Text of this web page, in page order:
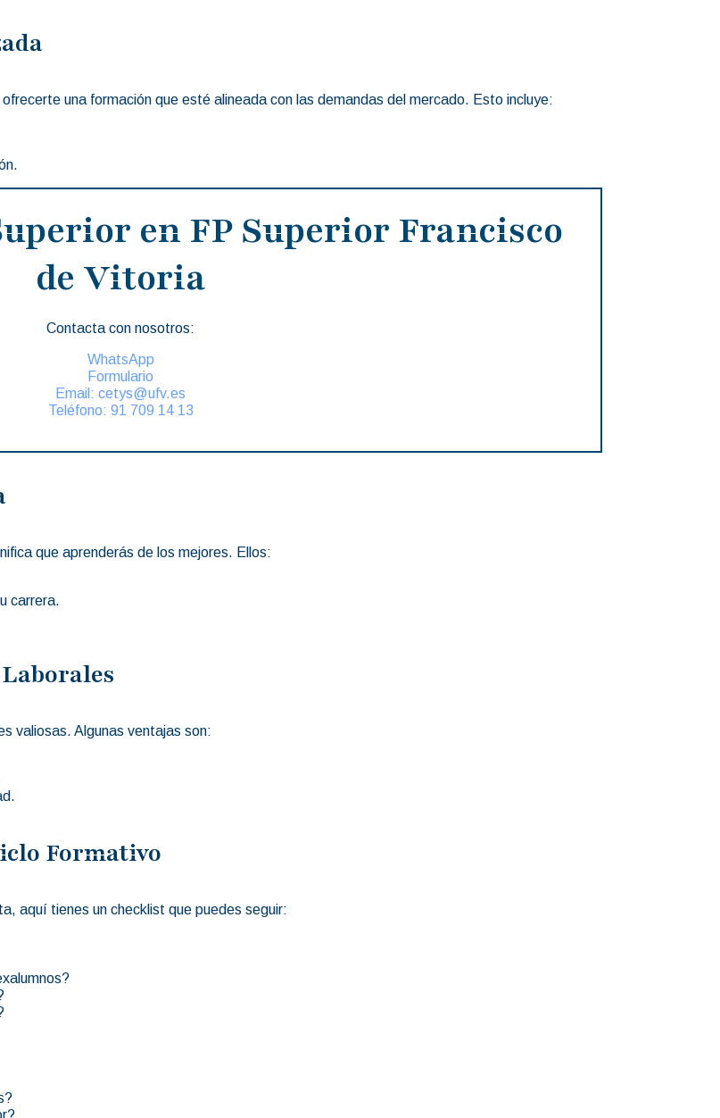
una formación que esté alineada con las demandas del mercado. Esto incluye:
en FP Superior Francisco
de Vitoria
Contacta con nosotros:
WhatsApp
Formulario
Email: cetys@ufv.es
Teléfono: 91 709 14 13
que aprenderás de los mejores. Ellos:
carrera.
valiosas. Algunas ventajas son:
Formativo
aquí tienes un checklist que puedes seguir: